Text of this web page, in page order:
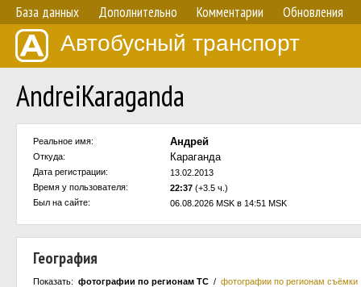
База данных Дополнительно Комментарии Обновления
Автобусный транспорт
AndreiKaraganda
Реальное имя: Андрей
Откуда: Караганда
Дата регистрации:
13.02.2013
Время у пользователя:
22:37 (+3.5 ч.)
Был на сайте:
06.08.2026 MSK в 14:51 MSK
География
Показать: фотографии по регионам ТС / фотографии по регионам съёмки